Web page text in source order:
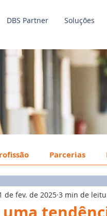
DBS Partner Soluções
Parcerias
de Trabalho
de fev. de 2025 3 min de